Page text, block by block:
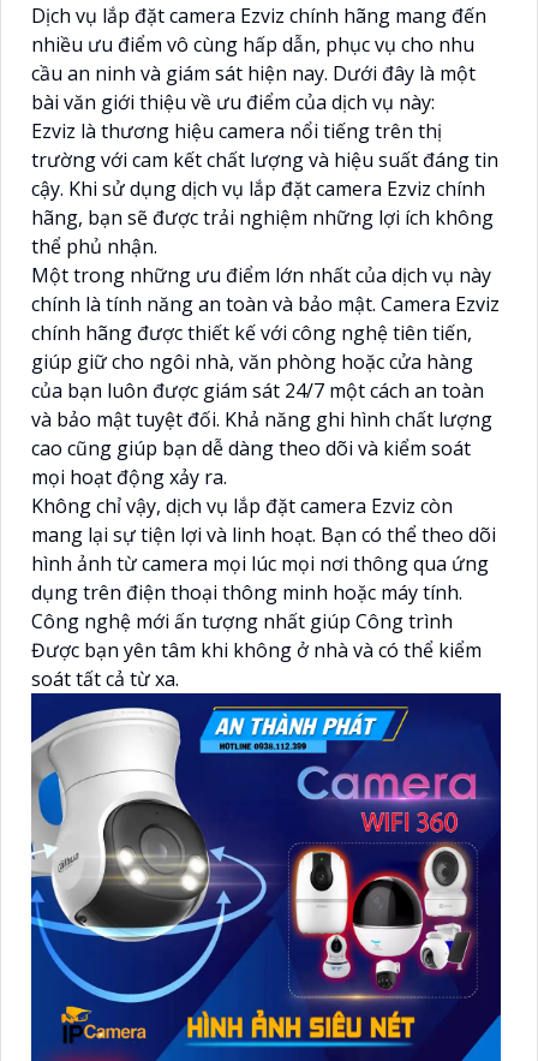
Dịch vụ lắp đặt camera Ezviz chính hãng mang đến
nhiều ưu điểm vô cùng hấp dẫn, phục vụ cho nhu
cầu an ninh và giám sát hiện nay. Dưới đây là một
bài văn giới thiệu về ưu điểm của dịch vụ này:
Ezviz là thương hiệu camera nổi tiếng trên thị
trường với cam kết chất lượng và hiệu suất đáng tin
cậy. Khi sử dụng dịch vụ lắp đặt camera Ezviz chính
hãng, bạn sẽ được trải nghiệm những lợi ích không
thể phủ nhận.
Một trong những ưu điểm lớn nhất của dịch vụ này
chính là tính năng an toàn và bảo mật. Camera Ezviz
chính hãng được thiết kế với công nghệ tiên tiến,
giúp giữ cho ngôi nhà, văn phòng hoặc cửa hàng
của bạn luôn được giám sát 24/7 một cách an toàn
và bảo mật tuyệt đối. Khả năng ghi hình chất lượng
cao cũng giúp bạn dễ dàng theo dõi và kiểm soát
mọi hoạt động xảy ra.
Không chỉ vậy, dịch vụ lắp đặt camera Ezviz còn
mang lại sự tiện lợi và linh hoạt. Bạn có thể theo dõi
hình ảnh từ camera mọi lúc mọi nơi thông qua ứng
dụng trên điện thoại thông minh hoặc máy tính.
Công nghệ mới ấn tượng nhất giúp Công trình
Được bạn yên tâm khi không ở nhà và có thể kiểm
soát tất cả từ xa.